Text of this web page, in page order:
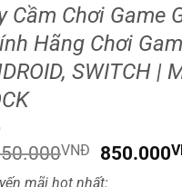
Cầm Chơi Game
Hãng Chơi
SWITCH |
VNĐ
Giá
gốc
850.000
mãi hot nhất: